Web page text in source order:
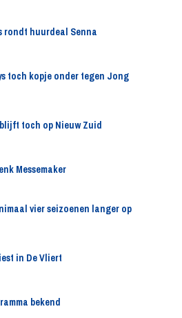
rondt huurdeal Senna
toch kopje onder tegen Jong
toch op Nieuw Zuid
Messemaker
vier seizoenen langer op
in De Vliert
bekend